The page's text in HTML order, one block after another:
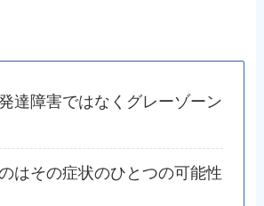
達障害ではなくグレーゾーン
はその症状のひとつの可能性